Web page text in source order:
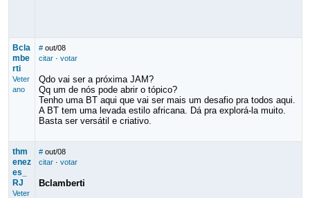
Bcla
mbe
rti
Veter
ano
# out/08
citar· votar
Qdo vai ser a próxima JAM?
Qq um de nós pode abrir o tópico?
Tenho uma BT aqui que vai ser mais um desafio pra todos aqui.
A BT tem uma levada estilo africana. Dá pra explorá-la muito.
Basta ser versátil e criativo.
thm
enez
es_
RJ
Veter
# out/08
citar· votar
Bclamberti